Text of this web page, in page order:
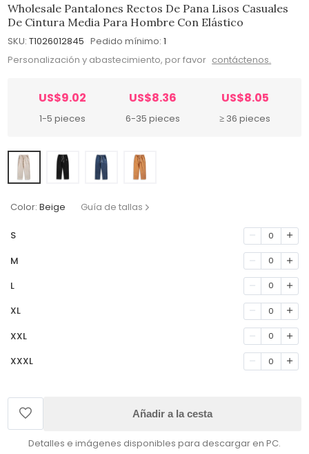
Wholesale Pantalones Rectos De Pana Lisos Casuales
De Cintura Media Para Hombre Con Elástico
SKU: T1026012845 Pedido mínimo: 1
Personalización y abastecimiento, por favor contáctenos.
US$9.02
1-5 pieces
US$8.36
6-35 pieces
US$8.05
≥ 36 pieces
Color: Beige Guía de tallas
S 0
M 0
L 0
XL 0
XXL 0
XXXL 0
Añadir a la cesta
Detalles e imágenes disponibles para descargar en PC.